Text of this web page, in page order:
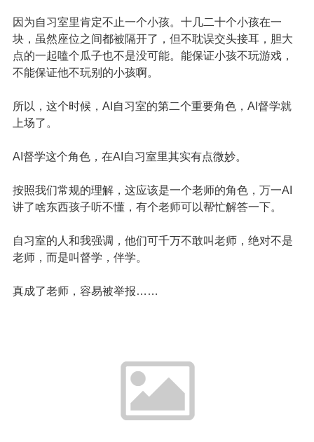
因为自习室里肯定不止一个小孩。十几二十个小孩在一
块，虽然座位之间都被隔开了，但不耽误交头接耳，胆大
点的一起嗑个瓜子也不是没可能。能保证小孩不玩游戏，
不能保证他不玩别的小孩啊。
所以，这个时候，AI自习室的第二个重要角色，AI督学就
上场了。
AI督学这个角色，在AI自习室里其实有点微妙。
按照我们常规的理解，这应该是一个老师的角色，万一AI
讲了啥东西孩子听不懂，有个老师可以帮忙解答一下。
自习室的人和我强调，他们可千万不敢叫老师，绝对不是
老师，而是叫督学，伴学。
真成了老师，容易被举报……